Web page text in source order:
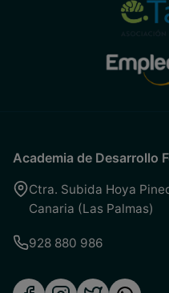
Academia de Desarrollo
Ctra. Subida Hoya
Canaria (Las Palmas)
928 880 986